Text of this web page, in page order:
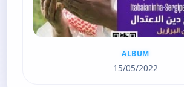
ALBUM
15/05/2022